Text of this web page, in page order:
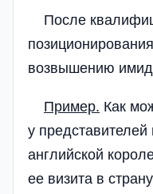
После
возвышению
Пример. Как
у
английской
ее визита в